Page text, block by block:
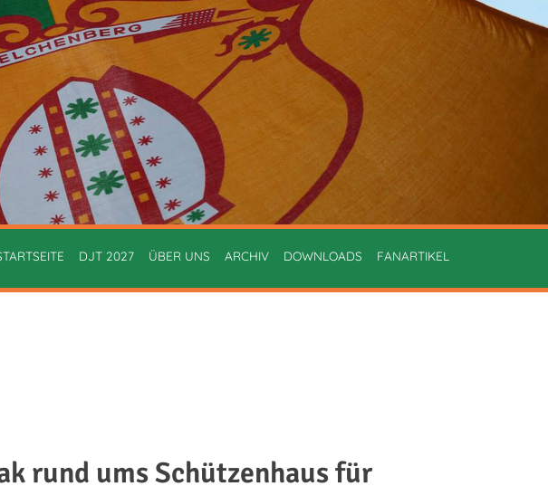
DJT 2027 ÜBER UNS ARCHIV DOWNLOADS FANARTIKEL
rund ums Schützenhaus für